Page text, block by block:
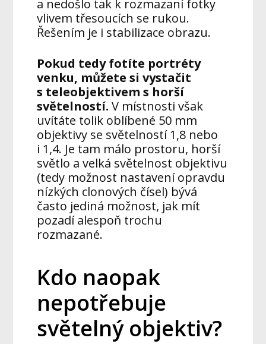
a nedošlo tak k rozmazaní fotky
vlivem třesoucích se rukou.
Řešením je i stabilizace obrazu.
Pokud tedy fotíte portréty
venku, můžete si vystačit
s teleobjektivem s horší
světelností. V místnosti však
uvítáte tolik oblíbené 50 mm
objektivy se světelností 1,8 nebo
i 1,4. Je tam málo prostoru, horší
světlo a velká světelnost objektivu
(tedy možnost nastavení opravdu
nízkých clonových čísel) bývá
často jediná možnost, jak mít
pozadí alespoň trochu
rozmazané.
Kdo naopak
nepotřebuje
světelný objektiv?